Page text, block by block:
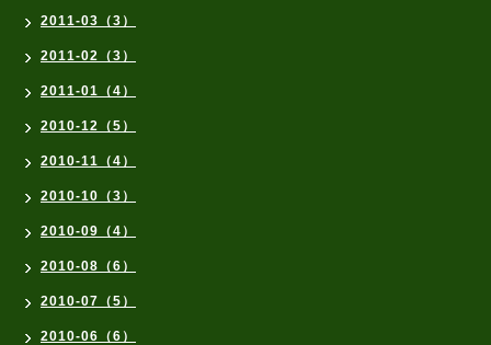
2011-03（3）
2011-02（3）
2011-01（4）
2010-12（5）
2010-11（4）
2010-10（3）
2010-09（4）
2010-08（6）
2010-07（5）
2010-06（6）